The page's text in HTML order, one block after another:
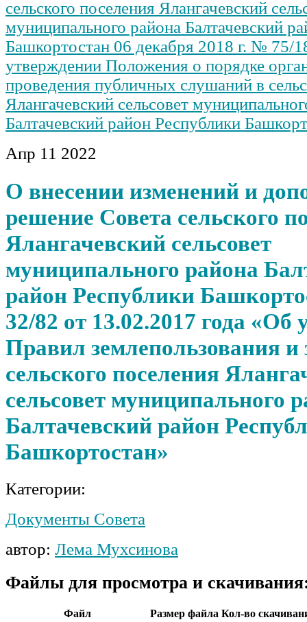
сельского поселения Ялангачевский
муниципального района Балтачевский
Башкортостан 06 декабря 2018 г. № 75/
утверждении Положения о порядке
проведения публичных слушаний в
Ялангачевский сельсовет
Балтачевский район Республики
Апр 11 2022
О внесении изменений и
решение Совета сельского
Ялангачевский сельсовет
муниципального района
район Республики
32/82 от 13.02.2017 года «Об
Правил землепользования и
сельского поселения
сельсовет муниципального
Балтачевский район
Башкортостан»
Категории:
Документы Совета
автор: Лема Мухсинова
Файлы для просмотра и
Файл Размер файла Кол-во